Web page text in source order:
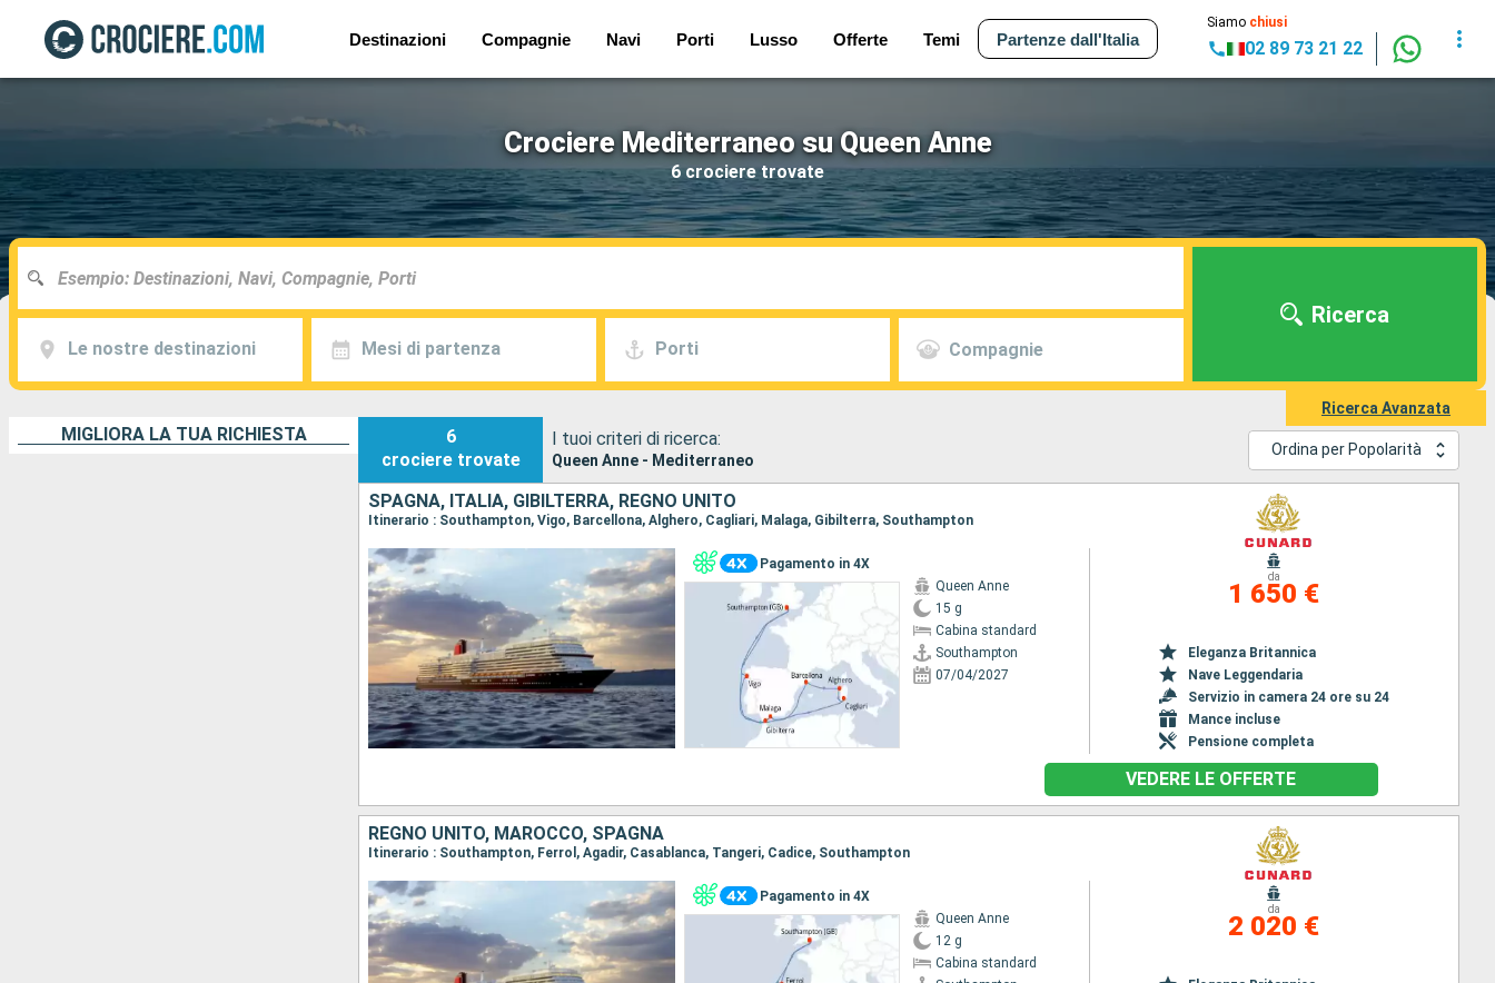
Destinazioni Compagnie Navi Porti Lusso Offerte Temi Partenze dall'Italia
Siamo chiusi
02 89 73 21 22
Crociere Mediterraneo su Queen Anne
6 crociere trovate
Le nostre destinazioni Mesi di partenza Porti Compagnie
Ricerca
Ricerca Avanzata
MIGLIORA LA TUA RICHIESTA
6
crociere trovate
I tuoi criteri di ricerca:
Queen Anne - Mediterraneo
Ordina per Popolarità
SPAGNA, ITALIA, GIBILTERRA, REGNO UNITO
Itinerario : Southampton, Vigo, Barcellona, Alghero, Cagliari, Malaga, Gibilterra, Southampton
Pagamento in 4X
Queen Anne
15 g
Cabina standard
Southampton
07/04/2027
da
1 650 €
Eleganza Britannica
Nave Leggendaria
Servizio in camera 24 ore su 24
Mance incluse
Pensione completa
VEDERE LE OFFERTE
REGNO UNITO, MAROCCO, SPAGNA
Itinerario : Southampton, Ferrol, Agadir, Casablanca, Tangeri, Cadice, Southampton
Pagamento in 4X
Queen Anne
12 g
Cabina standard
da
2 020 €